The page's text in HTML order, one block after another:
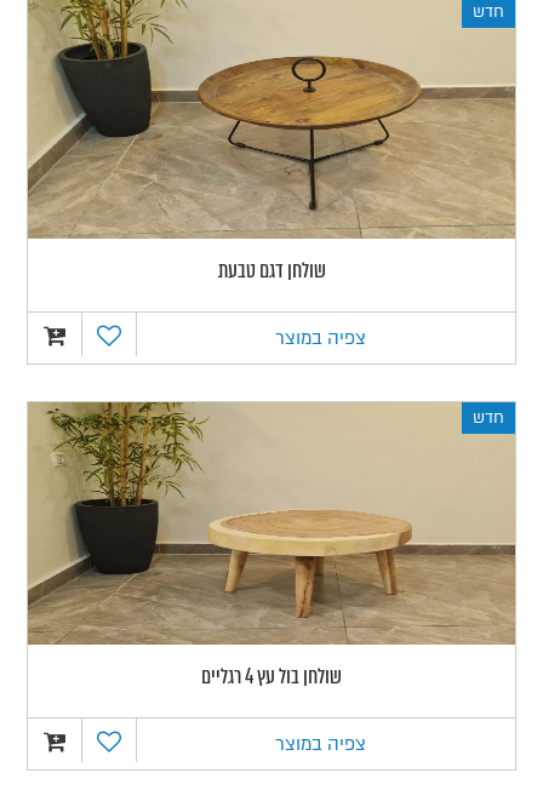
שולחן דגם טבעת
צפיה במוצר
חדש
שולחן בול עץ 4 רגליים
צפיה במוצר
חדש